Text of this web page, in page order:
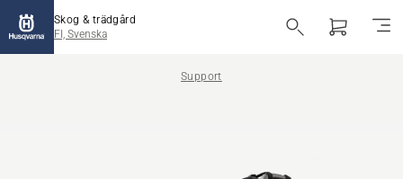
Skog & trädgård
FI, Svenska
Support